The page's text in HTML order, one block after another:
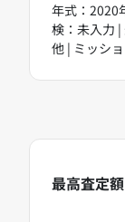
年式：2020
検：未入力 |
他 | ミッシ
最高査定額